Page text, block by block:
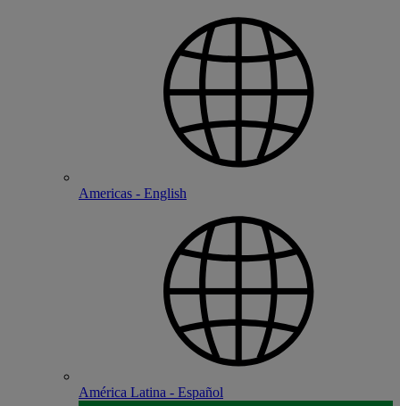
Americas - English
América Latina - Español